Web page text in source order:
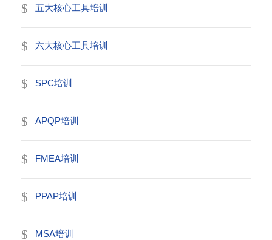
五大核心工具培训
六大核心工具培训
SPC培训
APQP培训
FMEA培训
PPAP培训
MSA培训